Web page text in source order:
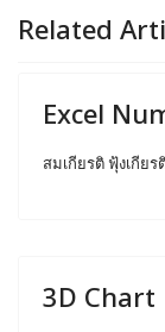
Related
Excel
สมเกียรติ ฟุ้งเกีย
3D Chart